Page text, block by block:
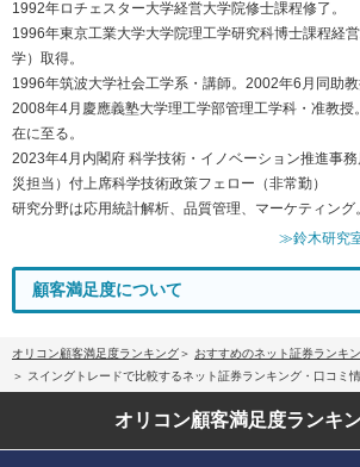
1992年ロチェスター大学経営大学院修士課程修了。
1996年東京工業大学大学院理工学研究科博士課程経
学）取得。
1996年筑波大学社会工学系・講師。2002年6月同助教
2008年4月慶應義塾大学理工学部管理工学科・准教授
在に至る。
2023年4月内閣府 科学技術・イノベーション推進事
災担当）付上席科学技術政策フェロー（非常勤）
研究分野は応用統計解析、品質管理、マーケティング。
≫鈴木研究
顧客満足度について
オリコン顧客満足度ランキング
おすすめのネット証券ランキ
スイングトレードで比較するネット証券ランキング・口コミ
オリコン顧客満足度ランキ